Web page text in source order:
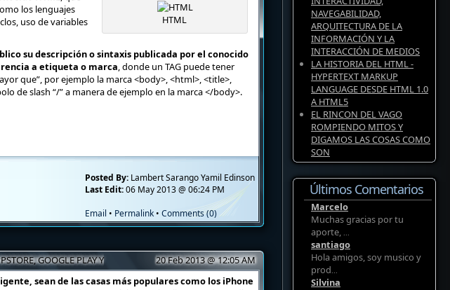
HTML
los lenguajes
uso de variables
su descripción o sintaxis publicada por el conocido
a etiqueta o marca, donde un TAG puede tener
que”, por ejemplo la marca <body>, <html>, <title>,
de slash “/” a manera de ejemplo en la marca </body>.
Posted By: Lambert Sarango Yamil Edinson
Last Edit:06 May 2013 @ 06:24 PM
Email • Permalink •Comments (0)
GOOGLE PLAY Y
20 Feb 2013 @ 12:05 AM
sean de las casas más populares como los iPhone
NAVEGABILIDAD,
ARQUITECTURA DE LA
INFORMACIÓN Y LA
INTERACCIÓN DE MEDIOS
LA HISTORIA DEL HTML -
HYPERTEXT MARKUP
LANGUAGE DESDE HTML 1.0
A HTML5
EL RINCON DEL VAGO
ROMPIENDO MITOS Y
DIGAMOS LAS COSAS COMO
SON
Últimos Comentarios
Marcelo
Muchas gracias por tu
aporte, ...
santiago
Hola amigos, soy musico y
prod...
Silvina